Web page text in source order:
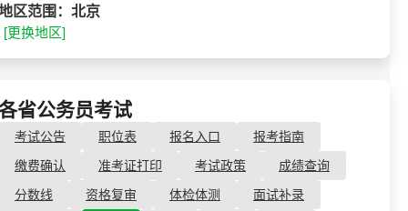
缴费确认
准考证打印
成绩查询
分数线
资格复审
面试补录
教师资格/教师编制
国企/银行考试
区范围：北京
[更换地区]
省公务员考试- 行测
考试公告 职位表 报名入口
报考指南
缴费确认
准考证打印 考试政策
成绩查询
分数线
资格复审 体检体测
面试补录